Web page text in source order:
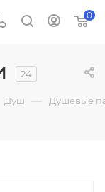
0
24
Душ — Душевые